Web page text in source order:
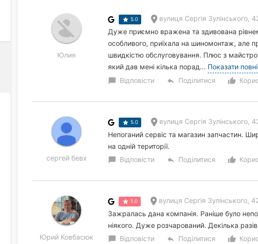
Юлия
5.0 вулиця Сергія Зулінського,
Дуже приємно вражена та здивована
особливого, приїхала на шиномонтаж, але
швидкістю обслуговування. Плюс з
який дав мені кілька порад... Показати
chat_bubble Відповісти reply Поділитися
сергей бевх
5.0 вулиця Сергія Зулінського,
Непоганий сервіс та магазин запчастин.
на одній території.
chat_bubble Відповісти reply Поділитися
Юрий Ковбасюк
1.0 вулиця Сергія Зулінського,
Зажралась дана компанія. Раніше було
ніякого. Дуже розчарований. Декілька
chat_bubble Відповісти reply Поділитися